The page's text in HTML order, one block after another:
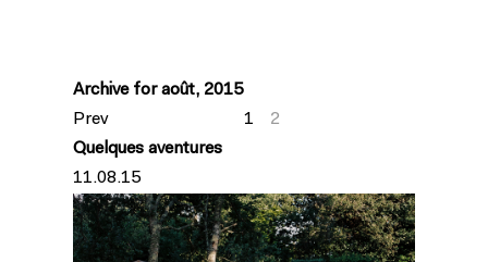
Archive for août, 2015
Prev
1
2
Quelques aventures
11.08.15